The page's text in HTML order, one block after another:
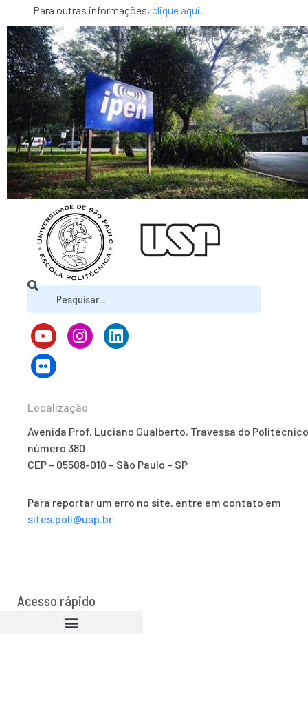
Para outras informações,clique aqui.
Localização
Avenida Prof. Luciano Gualberto, Travessa do
número 380
CEP – 05508-010 – São Paulo – SP
Para reportar um erro no site, entre em contato em
sites.poli@usp.br
Acesso rápido